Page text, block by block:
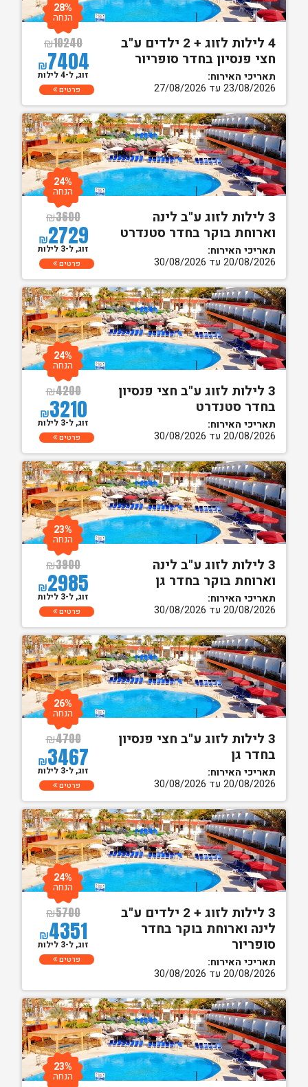
4 לילות לזוג + 2 ילדים ע"ב
חצי פנסיון בחדר סופריור
תאריכי האירוח:
23/08/2026 עד 27/08/2026
₪10240
₪7404
28%
הנחה
זוג, ל-4 לילות
פרטים
3 לילות לזוג ע"ב לינה
וארוחת בוקר בחדר סטנדרט
תאריכי האירוח:
20/08/2026 עד 30/08/2026
₪3600
₪2729
24%
הנחה
זוג, ל-3 לילות
פרטים
3 לילות לזוג ע"ב חצי פנסיון
בחדר סטנדרט
תאריכי האירוח:
20/08/2026 עד 30/08/2026
₪4200
₪3210
24%
הנחה
זוג, ל-3 לילות
פרטים
3 לילות לזוג ע"ב לינה
וארוחת בוקר בחדר גן
תאריכי האירוח:
20/08/2026 עד 30/08/2026
₪3900
₪2985
23%
הנחה
זוג, ל-3 לילות
פרטים
3 לילות לזוג ע"ב חצי פנסיון
בחדר גן
תאריכי האירוח:
20/08/2026 עד 30/08/2026
₪4700
₪3467
26%
הנחה
זוג, ל-3 לילות
פרטים
3 לילות לזוג + 2 ילדים ע"ב
לינה וארוחת בוקר בחדר
סופריור
תאריכי האירוח:
20/08/2026 עד 30/08/2026
₪5700
₪4351
24%
הנחה
זוג, ל-3 לילות
פרטים
23%
הנחה